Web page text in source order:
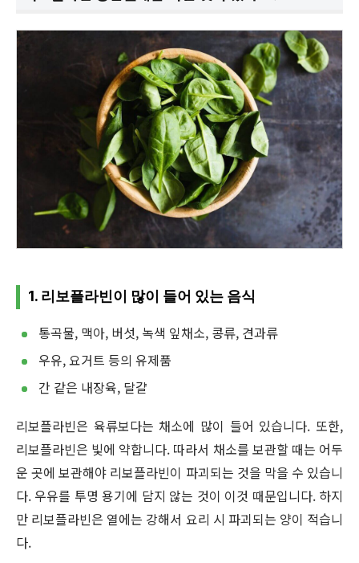
1. 리보플라빈이 많이 들어 있는 음식
통곡물, 맥아, 버섯, 녹색 잎채소, 콩류, 견과류
우유, 요거트 등의 유제품
간 같은 내장육, 달걀
리보플라빈은 육류보다는 채소에 많이 들어 있습니다. 또한,
리보플라빈은 빛에 약합니다. 따라서 채소를 보관할 때는 어두
운 곳에 보관해야 리보플라빈이 파괴되는 것을 막을 수 있습니
다. 우유를 투명 용기에 담지 않는 것이 이것 때문입니다. 하지
만 리보플라빈은 열에는 강해서 요리 시 파괴되는 양이 적습니
다.